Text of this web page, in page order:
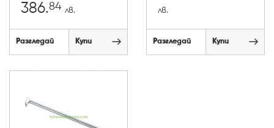
386.84 лв.
Разгледай Купи
лв.
Разгледай Купи